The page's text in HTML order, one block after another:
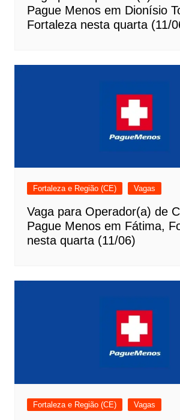
Pague Menos em Dionísio
Fortaleza nesta quarta (11/
Fortaleza e Região (CE) Vagas
Vaga para Operador(a) de
Pague Menos em Fátima,
nesta quarta (11/06)
Fortaleza e Região (CE) Vagas